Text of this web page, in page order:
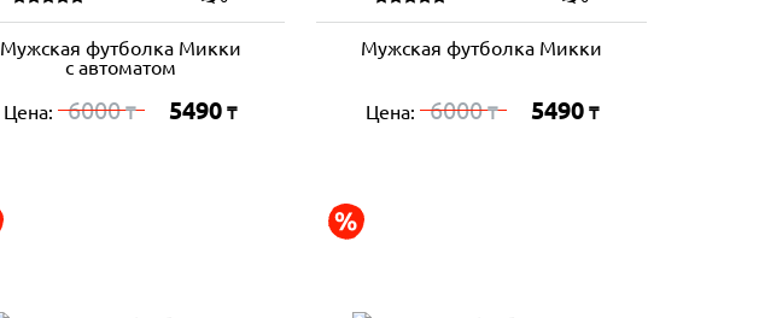
Мужская футболка Микки
с автоматом
Цена: 6000₸ 5490 ₸
Мужская футболка Микки
Цена: 6000₸ 5490 ₸